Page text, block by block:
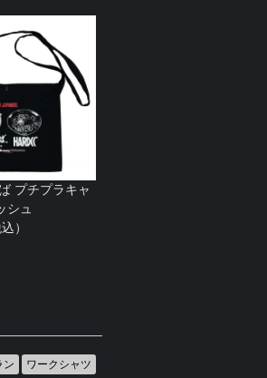
プチプラキャ
シュ
）
ン ワークシャツ